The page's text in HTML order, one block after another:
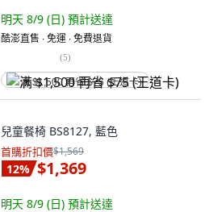
明天 8/9 (日) 預計送達
酷澎直售 ∙ 免運 ∙ 免費退貨
(5)
满 $1,500 再省 $75 (王道卡)
兒童餐椅 BS8127, 藍色
首購折扣價$1,569
12% $1,369
明天 8/9 (日) 預計送達